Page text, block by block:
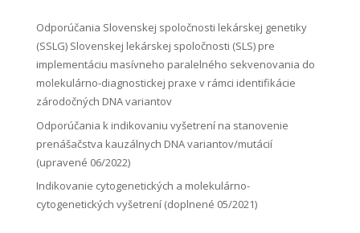
Odporúčania Slovenskej spoločnosti lekárskej genetiky
(SSLG) Slovenskej lekárskej spoločnosti (SLS) pre
implementáciu masívneho paralelného sekvenovania do
molekulárno-diagnostickej praxe v rámci identifikácie
zárodočných DNA variantov
Odporúčania k indikovaniu vyšetrení na stanovenie
prenášačstva kauzálnych DNA variantov/mutácií
(upravené 06/2022)
Indikovanie cytogenetických a molekulárno-
cytogenetických vyšetrení (doplnené 05/2021)